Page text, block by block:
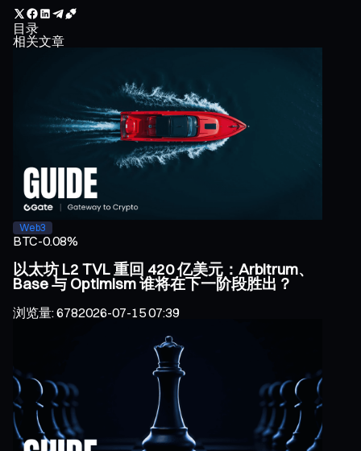
目录
相关文章
Web3
BTC-0.08%
以太坊 L2 TVL 重回 420 亿美元：Arbitrum、
Base 与 Optimism 谁将在下一阶段胜出？
浏览量:6782026-07-15 07:39